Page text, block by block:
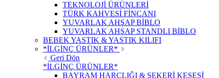
TEKNOLOJİ ÜRÜNLERİ
TÜRK KAHVESİ FİNCANI
YUVARLAK AHŞAP BİBLO
YUVARLAK AHŞAP STANDLI BİBLO
BEBEK YASTIK & YASTIK KILIFI
*İLGİNÇ ÜRÜNLER*
Geri Dön
*İLGİNÇ ÜRÜNLER*
BAYRAM HARÇLIĞI & ŞEKERİ KESESİ